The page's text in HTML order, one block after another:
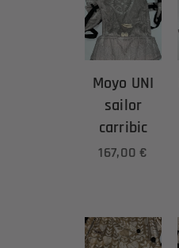
Moyo UNI
sailor
carribic
167,00 €